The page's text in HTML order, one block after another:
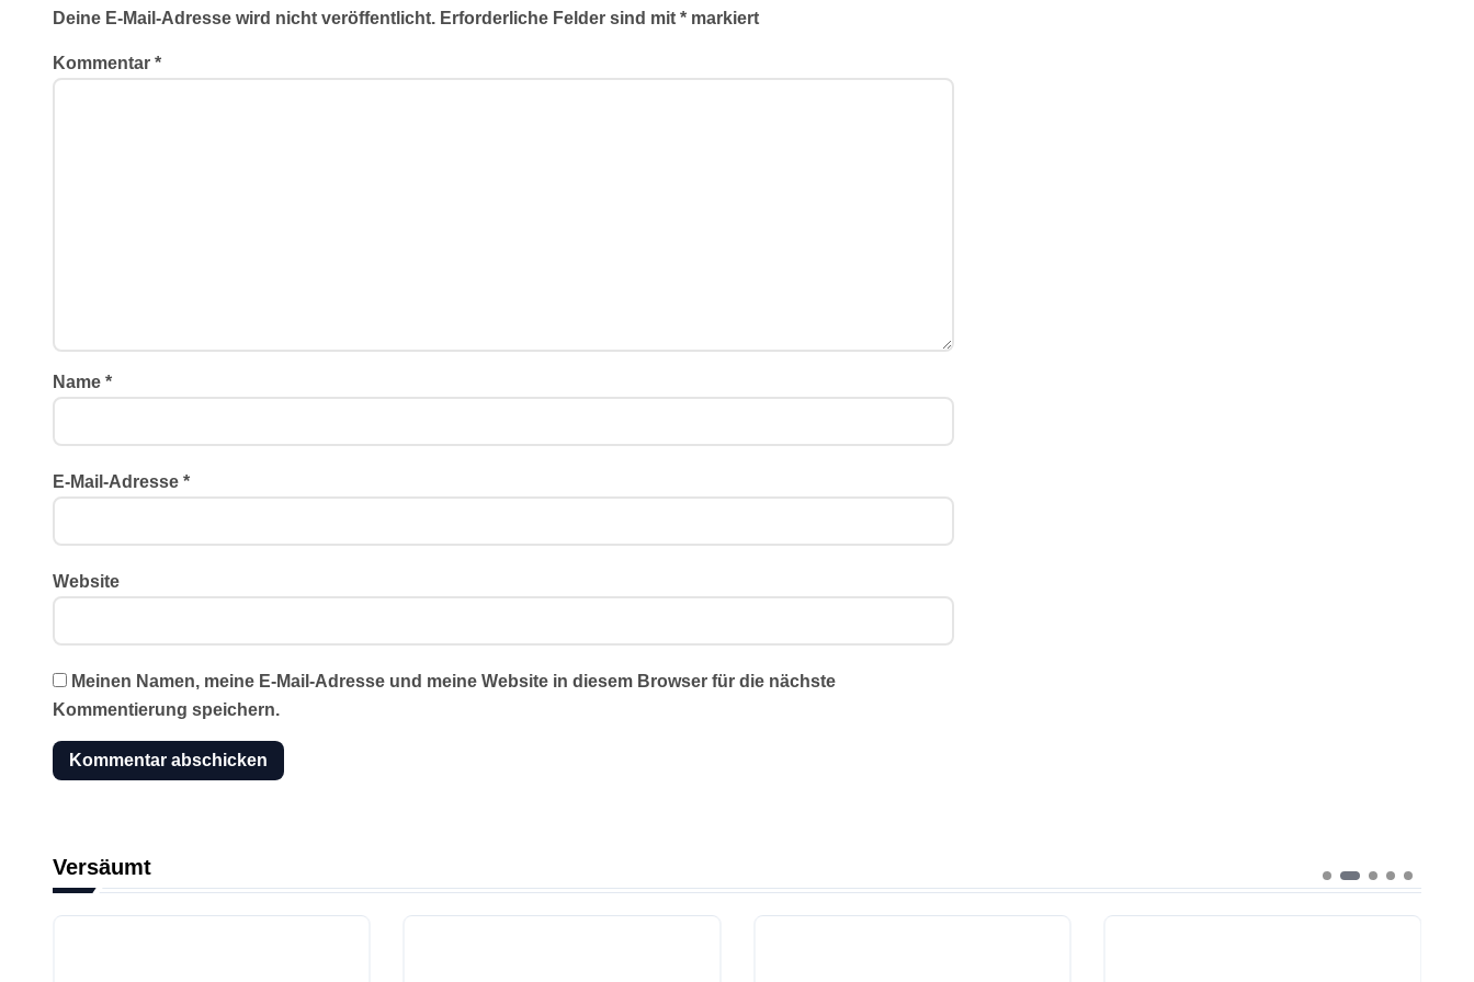
t
i
Deine E-Mail-Adresse wird nicht veröffentlicht. Erforderliche Felder sind mit * markiert
Kommentar *
Name *
E-Mail-Adresse *
Website
Meinen Namen, meine E-Mail-Adresse und meine Website in diesem Browser für die nächste
Kommentierung speichern.
Versäumt